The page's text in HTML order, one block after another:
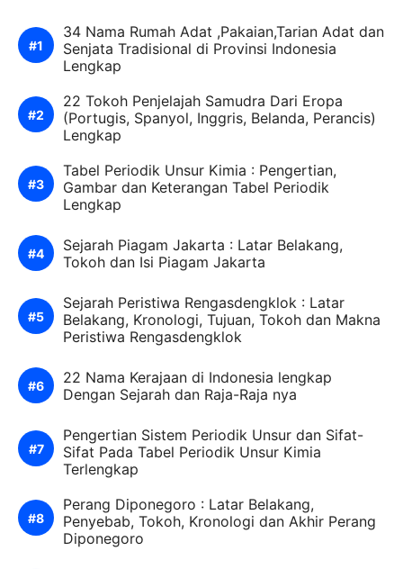
34 Nama Rumah Adat ,Pakaian,Tarian Adat dan
Senjata Tradisional di Provinsi Indonesia
Lengkap
22 Tokoh Penjelajah Samudra Dari Eropa
(Portugis, Spanyol, Inggris, Belanda, Perancis)
Lengkap
Tabel Periodik Unsur Kimia : Pengertian,
Gambar dan Keterangan Tabel Periodik
Lengkap
Sejarah Piagam Jakarta : Latar Belakang,
Tokoh dan Isi Piagam Jakarta
Sejarah Peristiwa Rengasdengklok : Latar
Belakang, Kronologi, Tujuan, Tokoh dan Makna
Peristiwa Rengasdengklok
22 Nama Kerajaan di Indonesia lengkap
Dengan Sejarah dan Raja-Raja nya
Pengertian Sistem Periodik Unsur dan Sifat-
Sifat Pada Tabel Periodik Unsur Kimia
Terlengkap
Perang Diponegoro : Latar Belakang,
Penyebab, Tokoh, Kronologi dan Akhir Perang
Diponegoro